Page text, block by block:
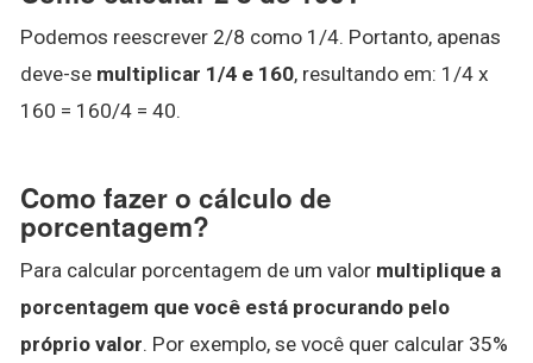
Podemos reescrever 2/8 como 1/4. Portanto, apenas
deve-se multiplicar 1/4 e 160, resultando em: 1/4 x
160 = 160/4 = 40.
Como fazer o cálculo de
porcentagem?
Para calcular porcentagem de um valor multiplique a
porcentagem que você está procurando pelo
próprio valor. Por exemplo, se você quer calcular 35%